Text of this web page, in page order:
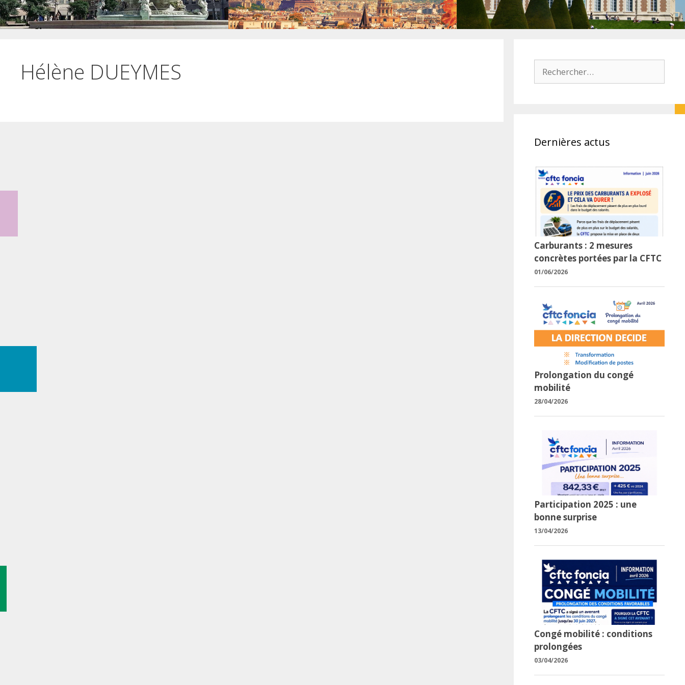
Hélène DUEYMES
Dernières actus
Carburants : 2 mesures
concrètes portées par la CFTC
01/06/2026
Prolongation du congé
mobilité
28/04/2026
Participation 2025 : une
bonne surprise
13/04/2026
Congé mobilité : conditions
prolongées
03/04/2026